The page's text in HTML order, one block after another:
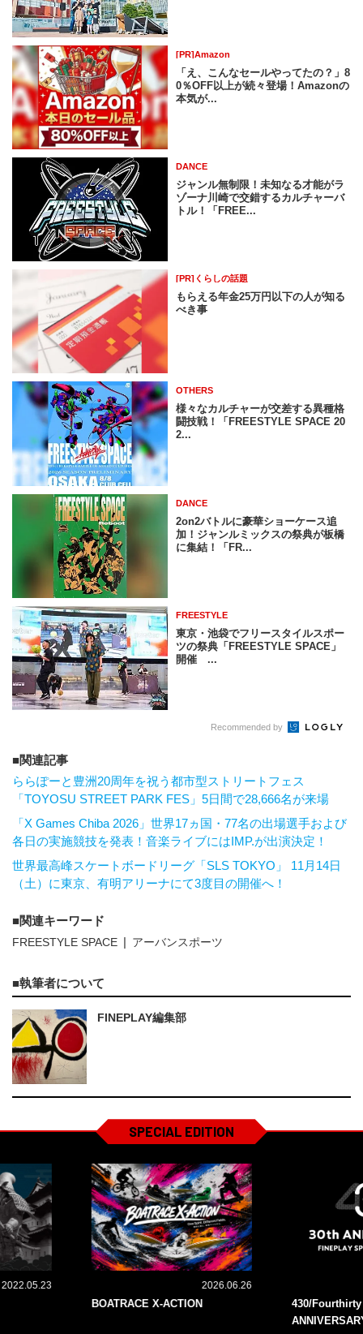
[PR]Amazon
「え、こんなセールやってたの？」8
0％OFF以上が続々登場！Amazonの
本気が...
DANCE
ジャンル無制限！未知なる才能がラ
ゾーナ川崎で交錯するカルチャーバ
トル！「FREE...
[PR]くらしの話題
もらえる年金25万円以下の人が知る
べき事
OTHERS
様々なカルチャーが交差する異種格
闘技戦！「FREESTYLE SPACE 20
2...
DANCE
2on2バトルに豪華ショーケース追
加！ジャンルミックスの祭典が板橋
に集結！「FR...
FREESTYLE
東京・池袋でフリースタイルスポー
ツの祭典「FREESTYLE SPACE」
開催 ...
Recommended by
関連記事
ららぽーと豊洲20周年を祝う都市型ストリートフェス
「TOYOSU STREET PARK FES」5日間で28,666名が来場
「X Games Chiba 2026」世界17ヵ国・77名の出場選手および
各日の実施競技を発表！音楽ライブにはIMP.が出演決定！
世界最高峰スケートボードリーグ「SLS TOKYO」 11月14日
（土）に東京、有明アリーナにて3度目の開催へ！
関連キーワード
FREESTYLE SPACE アーバンスポーツ
執筆者について
FINEPLAY編集部
SPECIAL EDITION
2022.05.23 2026.06.26
BOATRACE X-ACTION
430/